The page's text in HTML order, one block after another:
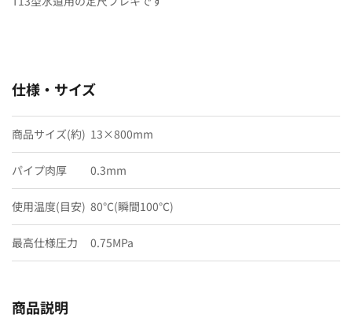
仕様・サイズ
商品サイズ(約) 13×800mm
パイプ肉厚 0.3mm
使用温度(目安) 80℃(瞬間100℃)
最高仕様圧力 0.75MPa
商品説明